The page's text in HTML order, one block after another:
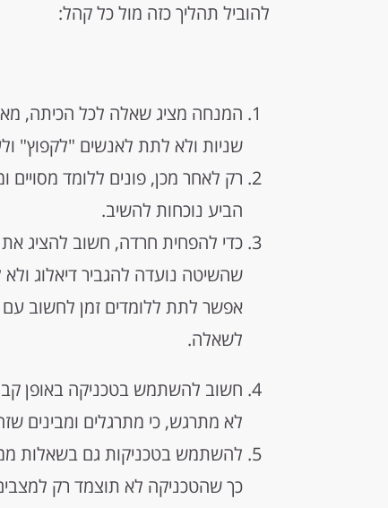
להוביל תהליך כזה מול כל קהל:
שניות ולא לתת לאנשים "לקפוץ"
רק לאחר מכן, פונים ללומד
הביע נוכחות להשיב.
כדי להפחית חרדה, חשוב להציג את
שהשיטה נועדה להגביר דיאלוג
אפשר לתת ללומדים זמן לחשוב
לשאלה.
חשוב להשתמש בטכניקה באופן
לא מתרגש, כי מתרגלים ומבינים
להשתמש בטכניקות גם בשאלות
כך שהטכניקה לא תוצמד רק